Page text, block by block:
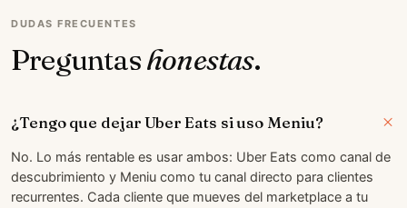
DUDAS FRECUENTES
Preguntashonestas.
¿Tengo que dejar Uber Eats si uso Meniu?
No. Lo más rentable es usar ambos: Uber Eats como canal de
descubrimiento y Meniu como tu canal directo para clientes
recurrentes. Cada cliente que mueves del marketplace a tu